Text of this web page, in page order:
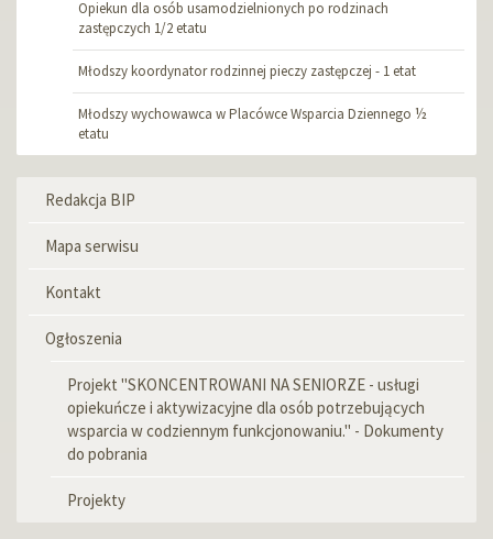
Opiekun dla osób usamodzielnionych po rodzinach
zastępczych 1/2 etatu
Młodszy koordynator rodzinnej pieczy zastępczej - 1 etat
Młodszy wychowawca w Placówce Wsparcia Dziennego ½
etatu
Menu
Redakcja BIP
Mapa serwisu
Kontakt
Ogłoszenia
Projekt "SKONCENTROWANI NA SENIORZE - usługi
opiekuńcze i aktywizacyjne dla osób potrzebujących
wsparcia w codziennym funkcjonowaniu." - Dokumenty
do pobrania
Projekty